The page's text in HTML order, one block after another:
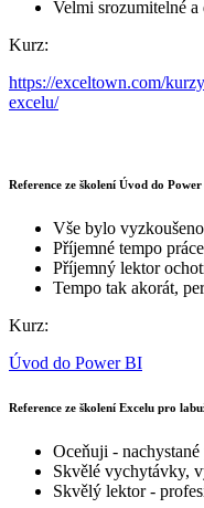
Velmi srozumitelné
Kurz:
https://exceltown.com/
excelu/
Reference ze školení Úvod do
Vše bylo
Příjemné tempo práce
Příjemný lektor
Tempo tak akorát,
Kurz:
Úvod do Power BI
Reference ze školení Excelu pro
Oceňuji -
Skvělé vychytávky,
Skvělý lektor -